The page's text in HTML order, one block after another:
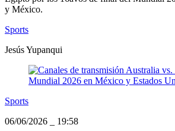
y México.
Sports
Jesús Yupanqui
Sports
06/06/2026
19:58